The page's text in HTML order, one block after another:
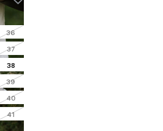
36
37
38
39
40
41